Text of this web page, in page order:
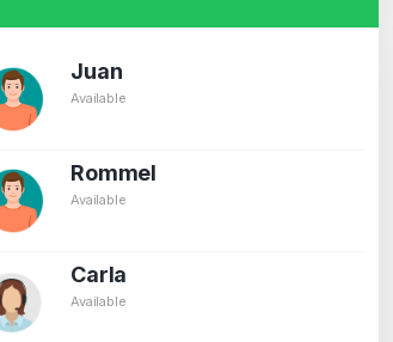
Juan
Available
Rommel
Available
Carla
Available